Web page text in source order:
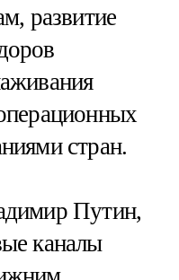
развитие
стран.
Путин,
каналы